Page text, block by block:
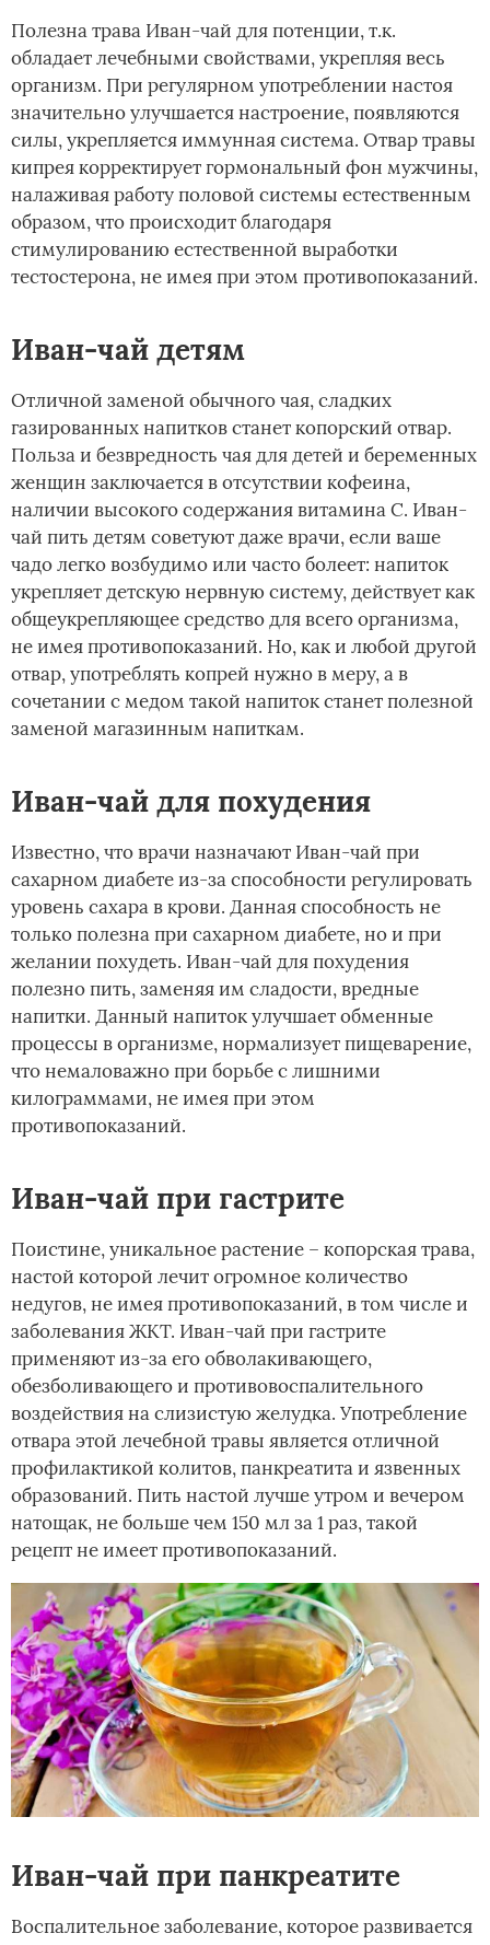
Полезна трава Иван-чай для потенции, т.к.
обладает лечебными свойствами, укрепляя весь
организм. При регулярном употреблении настоя
значительно улучшается настроение, появляются
силы, укрепляется иммунная система. Отвар травы
кипрея корректирует гормональный фон мужчины,
налаживая работу половой системы естественным
образом, что происходит благодаря
стимулированию естественной выработки
тестостерона, не имея при этом противопоказаний.
Иван-чай детям
Отличной заменой обычного чая, сладких
газированных напитков станет копорский отвар.
Польза и безвредность чая для детей и беременных
женщин заключается в отсутствии кофеина,
наличии высокого содержания витамина С. Иван-
чай пить детям советуют даже врачи, если ваше
чадо легко возбудимо или часто болеет: напиток
укрепляет детскую нервную систему, действует как
общеукрепляющее средство для всего организма,
не имея противопоказаний. Но, как и любой другой
отвар, употреблять копрей нужно в меру, а в
сочетании с медом такой напиток станет полезной
заменой магазинным напиткам.
Иван-чай для похудения
Известно, что врачи назначают Иван-чай при
сахарном диабете из-за способности регулировать
уровень сахара в крови. Данная способность не
только полезна при сахарном диабете, но и при
желании похудеть. Иван-чай для похудения
полезно пить, заменяя им сладости, вредные
напитки. Данный напиток улучшает обменные
процессы в организме, нормализует пищеварение,
что немаловажно при борьбе с лишними
килограммами, не имея при этом
противопоказаний.
Иван-чай при гастрите
Поистине, уникальное растение – копорская трава,
настой которой лечит огромное количество
недугов, не имея противопоказаний, в том числе и
заболевания ЖКТ. Иван-чай при гастрите
применяют из-за его обволакивающего,
обезболивающего и противовоспалительного
воздействия на слизистую желудка. Употребление
отвара этой лечебной травы является отличной
профилактикой колитов, панкреатита и язвенных
образований. Пить настой лучше утром и вечером
натощак, не больше чем 150 мл за 1 раз, такой
рецепт не имеет противопоказаний.
Иван-чай при панкреатите
Воспалительное заболевание, которое развивается